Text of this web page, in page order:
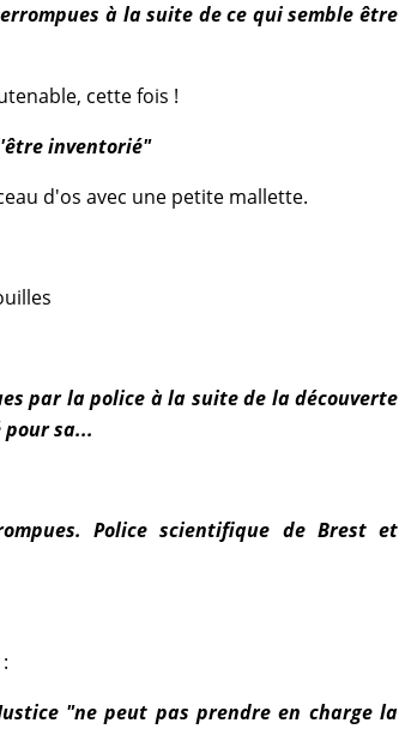
à la suite de ce qui semble être
cette fois !
inventorié"
d'os avec une petite mallette.
par la police à la suite de la découverte
sa...
Police scientifique de Brest et
"ne peut pas prendre en charge la